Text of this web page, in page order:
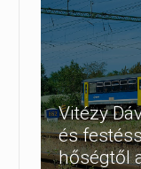
Vitézy
és
hőségtől